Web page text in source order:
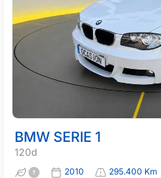
BMW SERIE 1
120d
2010 295.400 Km